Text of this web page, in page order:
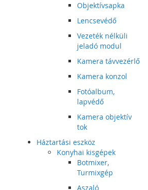
Objektívsapka
Lencsevédő
Vezeték nélküli
jeladó modul
Kamera távvezérlő
Kamera konzol
Fotóalbum,
lapvédő
Kamera objektív
tok
Háztartási eszköz
Konyhai kisgépek
Botmixer,
Turmixgép
Aszaló